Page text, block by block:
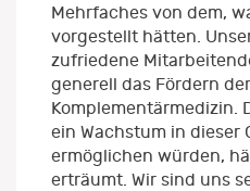
Mehrfaches von dem,
vorgestellt hätten.
zufriedene
generell das Fördern der
Komplementärmedizin.
ein Wachstum in dieser
ermöglichen würden,
erträumt. Wir sind uns